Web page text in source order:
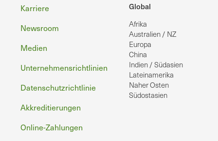
Global
Afrika
Australien / NZ
Europa
China
Indien / Südasien
Lateinamerika
Naher Osten
Südostasien
Fußzeile
Karriere
Newsroom
Medien
Unternehmensrichtlinien
Datenschutzrichtlinie
Akkreditierungen
Online-Zahlungen